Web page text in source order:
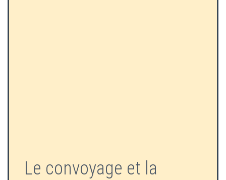
Le convoyage et la